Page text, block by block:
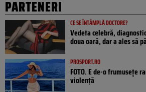
PARTENERI
CE SE ÎNTÂMPLĂ DOCTORE?
Vedeta celebră,
doua oară, dar a ales să
PROSPORT.RO
FOTO. E de-o frumusețe
violență